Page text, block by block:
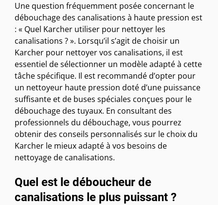
Une question fréquemment posée concernant le
débouchage des canalisations à haute pression est
: « Quel Karcher utiliser pour nettoyer les
canalisations ? ». Lorsqu’il s’agit de choisir un
Karcher pour nettoyer vos canalisations, il est
essentiel de sélectionner un modèle adapté à cette
tâche spécifique. Il est recommandé d’opter pour
un nettoyeur haute pression doté d’une puissance
suffisante et de buses spéciales conçues pour le
débouchage des tuyaux. En consultant des
professionnels du débouchage, vous pourrez
obtenir des conseils personnalisés sur le choix du
Karcher le mieux adapté à vos besoins de
nettoyage de canalisations.
Quel est le déboucheur de
canalisations le plus puissant ?